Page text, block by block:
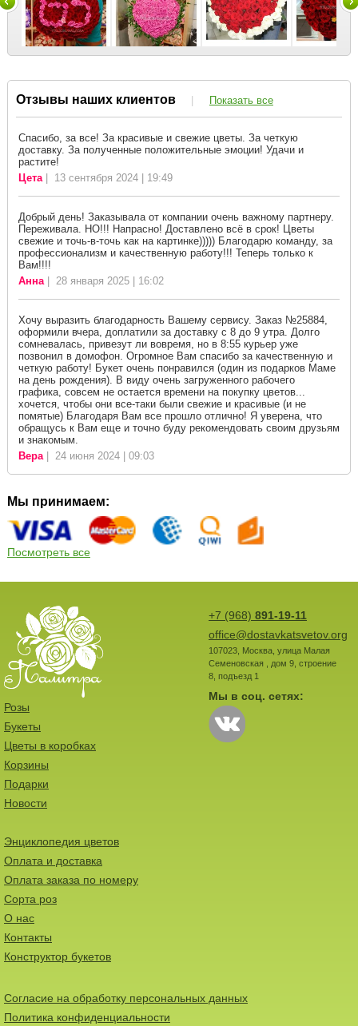
Отзывы наших клиентов | Показать все
Спасибо, за все! За красивые и свежие цветы. За четкую
доставку. За полученные положительные эмоции! Удачи и
растите!
Цета| 13 сентября 2024 | 19:49
Добрый день! Заказывала от компании очень важному партнеру.
Переживала. НО!!! Напрасно! Доставлено всё в срок! Цветы
свежие и точь-в-точь как на картинке))))) Благодарю команду, за
профессионализм и качественную работу!!! Теперь только к
Вам!!!!
Анна| 28 января 2025 | 16:02
Хочу выразить благодарность Вашему сервису. Заказ №25884,
оформили вчера, доплатили за доставку с 8 до 9 утра. Долго
сомневалась, привезут ли вовремя, но в 8:55 курьер уже
позвонил в домофон. Огромное Вам спасибо за качественную и
четкую работу! Букет очень понравился (один из подарков Маме
на день рождения). В виду очень загруженного рабочего
графика, совсем не остается времени на покупку цветов...
хочется, чтобы они все-таки были свежие и красивые (и не
помятые) Благодаря Вам все прошло отлично! Я уверена, что
обращусь к Вам еще и точно буду рекомендовать своим друзьям
и знакомым.
Вера| 24 июня 2024 | 09:03
Мы принимаем:
Посмотреть все
+7 (968) 891-19-11
office@dostavkatsvetov.org
107023, Москва, улица Малая
Семеновская , дом 9, строение
8, подъезд 1
Мы в соц. сетях:
Розы
Букеты
Цветы в коробках
Корзины
Подарки
Новости
Энциклопедия цветов
Оплата и доставка
Оплата заказа по номеру
Сорта роз
О нас
Контакты
Конструктор букетов
Согласие на обработку персональных данных
Политика конфиденциальности